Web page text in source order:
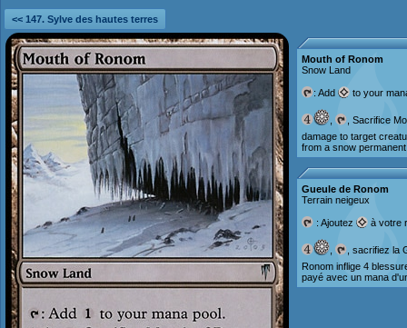
<< 147. Sylve des hautes terres
Mouth of Ronom
Snow Land
: Add to your
, Sacrifice
damage to target
from a snow
Gueule de Ronom
Terrain neigeux
: Ajoutez à votre
, sacrifiez la
Ronom inflige 4
payé avec un mana